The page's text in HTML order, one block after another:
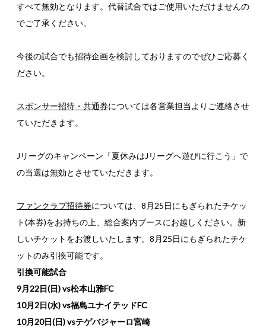
すべて無効となります。代替試合ではご使用いただけませんの
でご了承ください。
今後の試合でも招待企画を検討しておりますのでぜひご応募く
ださい。
スポンサー招待・共通券については各営業担当よりご連絡させ
ていただきます。
Jリーグのキャンペーン「夏休みはJリーグへ遊びに行こう」で
の当選は無効とさせていただきます。
ファンクラブ招待券については、8月25日にもぎられたチケッ
ト(本券)をお持ちの上、総合案内ブースにお越しください。新
しいチケットをお渡しいたします。8月25日にもぎられたチケ
ットのみ引換可能です。
引換可能試合
9月22日(日) vs松本山雅FC
10月2日(水) vs福島ユナイテッドFC
10月20日(日) vsテゲバジャーロ宮崎